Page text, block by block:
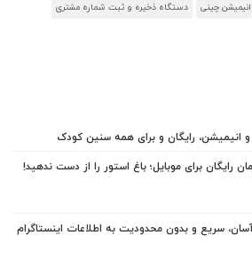
انیمیشن چینی دستگاه ذخیره و ثبت شماره مشتری
انیمیشن، رایگان و برای همه سنین کودک
رایگان برای موبایل؛ باغ استور را از دست ندهید!